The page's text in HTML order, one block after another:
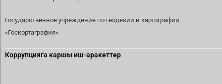
Государственное учреждение по геодезии и картографии
«Госкортаграфия»
Коррупцияга каршы иш-аракеттер